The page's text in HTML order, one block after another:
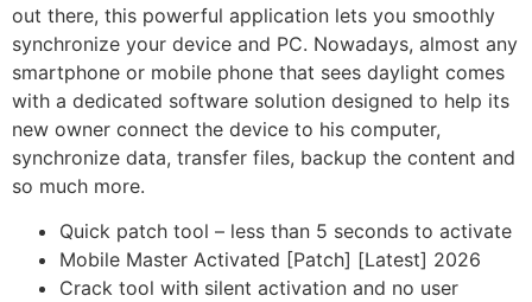
out there, this powerful application lets you smoothly
synchronize your device and PC. Nowadays, almost any
smartphone or mobile phone that sees daylight comes
with a dedicated software solution designed to help its
new owner connect the device to his computer,
synchronize data, transfer files, backup the content and
so much more.
Quick patch tool – less than 5 seconds to activate
Mobile Master Activated [Patch] [Latest] 2026
Crack tool with silent activation and no user